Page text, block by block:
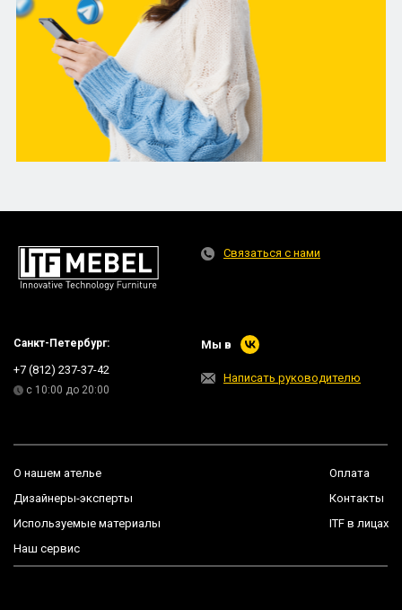
Санкт-Петербург:
+7 (812) 237-37-42
с 10:00 до 20:00
Связаться с нами
Мы в
Написать руководителю
О нашем ателье
Дизайнеры-эксперты
Используемые материалы
Наш сервис
Оплата
Контакты
ITF в лицах